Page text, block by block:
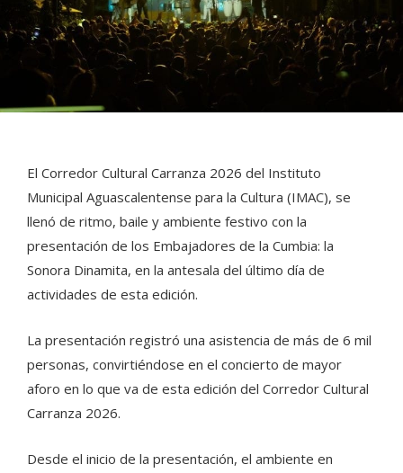
El Corredor Cultural Carranza 2026 del Instituto
Municipal Aguascalentense para la Cultura (IMAC), se
llenó de ritmo, baile y ambiente festivo con la
presentación de los Embajadores de la Cumbia: la
Sonora Dinamita, en la antesala del último día de
actividades de esta edición.
La presentación registró una asistencia de más de 6 mil
personas, convirtiéndose en el concierto de mayor
aforo en lo que va de esta edición del Corredor Cultural
Carranza 2026.
Desde el inicio de la presentación, el ambiente en